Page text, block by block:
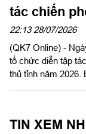
tác chiến
22:13 28/07/2026
(QK7 Online) -
tổ chức diễn tập
thủ tỉnh năm 2026.
diễn tập tỉnh, Phó
TIN XEM